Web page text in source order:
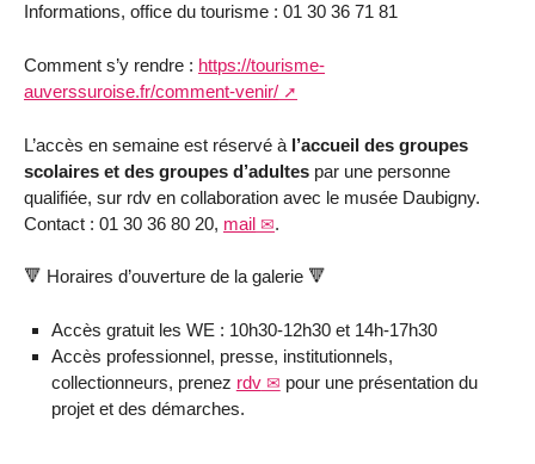
Informations, office du tourisme : 01 30 36 71 81
Comment s’y rendre : https://tourisme-
auverssuroise.fr/comment-venir/
L’accès en semaine est réservé à l’accueil des groupes
scolaires et des groupes d’adultes par une personne
qualifiée, sur rdv en collaboration avec le musée Daubigny.
Contact : 01 30 36 80 20, mail .
🔻 Horaires d’ouverture de la galerie 🔻
Accès gratuit les WE : 10h30-12h30 et 14h-17h30
Accès professionnel, presse, institutionnels,
collectionneurs, prenez rdv
pour une présentation du
projet et des démarches.